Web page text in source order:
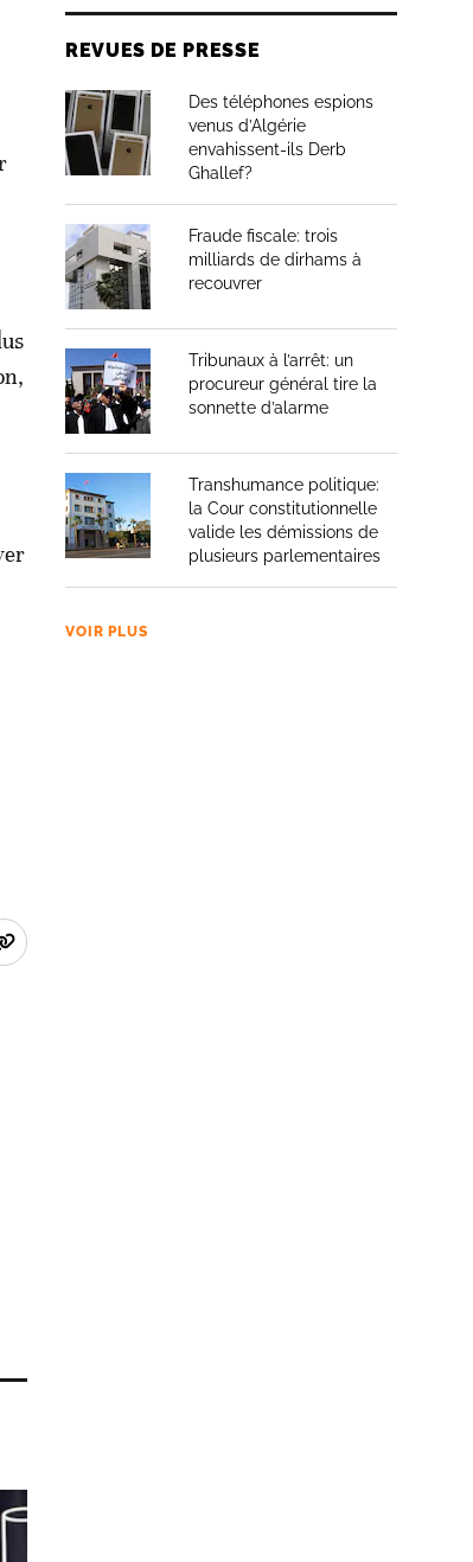
REVUES DE PRESSE
Des téléphones espions
venus d’Algérie
envahissent-ils Derb
Ghallef?
Fraude fiscale: trois
milliards de dirhams à
recouvrer
Tribunaux à l’arrêt: un
procureur général tire la
sonnette d’alarme
Transhumance politique:
la Cour constitutionnelle
valide les démissions de
plusieurs parlementaires
VOIR PLUS